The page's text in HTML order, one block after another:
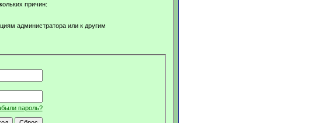
причин:
администратора или к другим
пароль?